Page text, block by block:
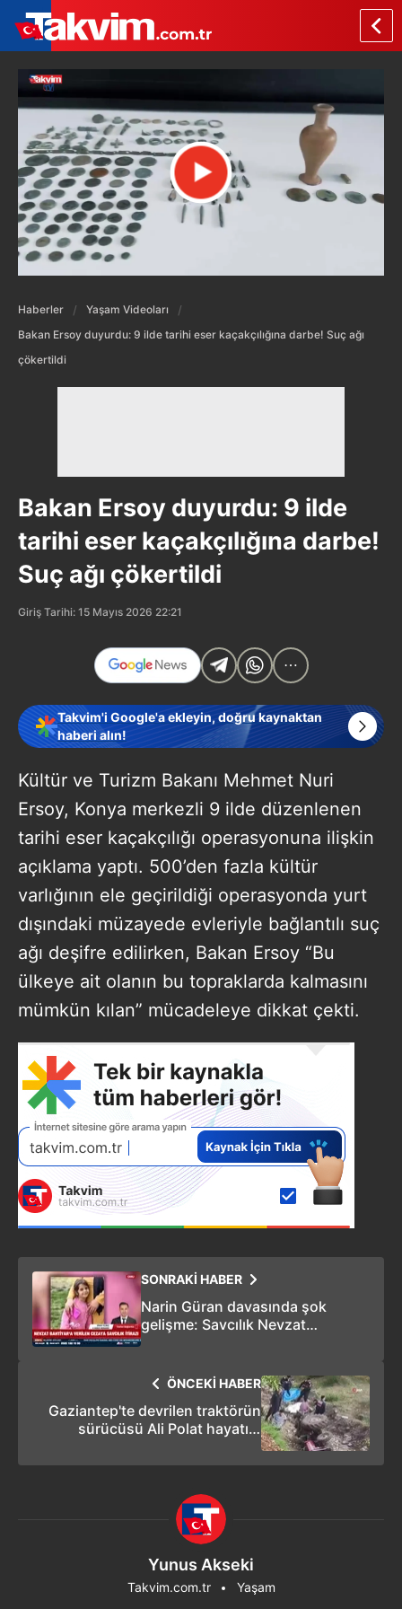
Haberler
Yaşam Videoları
Bakan Ersoy duyurdu: 9 ilde tarihi eser kaçakçılığına darbe! Suç ağı
çökertildi
Bakan Ersoy duyurdu: 9 ilde
tarihi eser kaçakçılığına darbe!
Suç ağı çökertildi
Giriş Tarihi: 15 Mayıs 2026 22:21
Takvim'i Google'a ekleyin, doğru kaynaktan
haberi alın!
Kültür ve Turizm Bakanı Mehmet Nuri
Ersoy, Konya merkezli 9 ilde düzenlenen
tarihi eser kaçakçılığı operasyonuna ilişkin
açıklama yaptı. 500’den fazla kültür
varlığının ele geçirildiği operasyonda yurt
dışındaki müzayede evleriyle bağlantılı suç
ağı deşifre edilirken, Bakan Ersoy “Bu
ülkeye ait olanın bu topraklarda kalmasını
mümkün kılan” mücadeleye dikkat çekti.
SONRAKİ HABER
Narin Güran davasında şok
gelişme: Savcılık Nevzat
ÖNCEKİ HABER
Gaziantep'te devrilen traktörün
sürücüsü Ali Polat hayatını
Yunus Akseki
Takvim.com.tr Yaşam